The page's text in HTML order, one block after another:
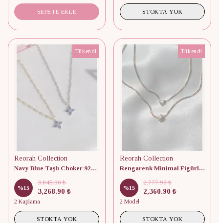
SEPETE EKLE STOKTA YOK
Tükendi
Reorah Collection
Navy Blue Taşlı Choker 925 Gümüş
%15
3,845.90 ₺
3,268.90 ₺
2 Kaplama
STOKTA YOK
Tükendi
Reorah Collection
Rengarenk Minimal Figürlü 925 Ayar Gümüş Choker
%15
2,777.90 ₺
2,360.90 ₺
2 Model
STOKTA YOK